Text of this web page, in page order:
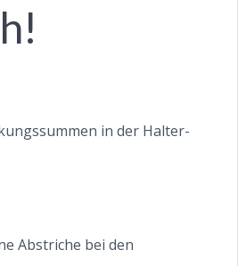
in der Halter-
Abstriche bei den